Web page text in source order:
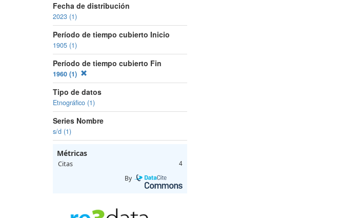
Fecha de distribución
2023 (1)
Período de tiempo cubierto Inicio
1905 (1)
Período de tiempo cubierto Fin
1960 (1)
Tipo de datos
Etnográfico (1)
Series Nombre
s/d (1)
Métricas
Citas 4
By